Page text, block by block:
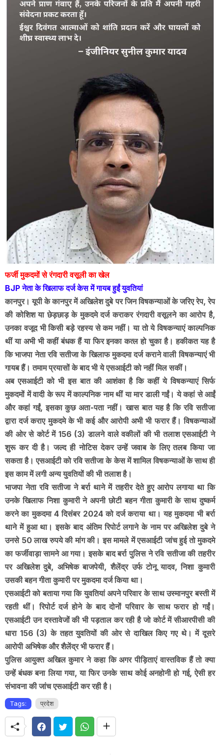
फर्जी मुकदमों से रंगदारी वसूली का खेल
BJP नेता के खिलाफ दर्ज केस में गायब हुईं युवतियां
कानपुर। यूपी के कानपुर में अखिलेश दुबे पर जिन विषकन्याओं के जरिए रेप, रेप
की कोशिश या छेड़छाड़ के मुकदमे दर्ज कराकर रंगदारी वसूलने का आरोप है,
उनका वजूद भी किसी बड़े रहस्य से कम नहीं। या तो ये विषकन्याएं काल्पनिक
थीं या अभी भी कहीं बंधक हैं या फिर इनका कत्ल हो चुका है। हकीकत यह है
कि भाजपा नेता रवि सतीजा के खिलाफ मुकदमा दर्ज कराने वाली विषकन्याएं भी
गायब हैं। तमाम प्रयासों के बाद भी ये एसआईटी को नहीं मिल सकीं।
अब एसआईटी को भी इस बात की आशंका है कि कहीं ये विषकन्याएं सिर्फ
मुकदमों में वादी के रूप में काल्पनिक नाम थीं या मार डाली गईं। ये कहां से आईं
और कहां गईं, इसका कुछ अता-पता नहीं। खास बात यह है कि रवि सतीजा
द्वारा दर्ज कराए मुकदमे के भी कई और आरोपी अभी भी फरार हैं। विषकन्याओं
की ओर से कोर्ट में 156 (3) डालने वाले वकीलों की भी तलाश एसआईटी ने
शुरू कर दी है। जल्द ही नोटिस देकर उन्हें जवाब के लिए तलब किया जा
सकता है। एसआईटी को रवि सतीजा के केस में शामिल विषकन्याओं के साथ ही
इस काम में लगी अन्य युवतियों की भी तलाश है।
भाजपा नेता रवि सतीजा ने बर्रा थाने में तहरीर देते हुए आरोप लगाया था कि
उनके खिलाफ निशा कुमारी ने अपनी छोटी बहन गीता कुमारी के साथ दुष्कर्म
करने का मुकदमा 4 दिसंबर 2024 को दर्ज कराया था। यह मुकदमा भी बर्रा
थाने में हुआ था। इसके बाद अंतिम रिपोर्ट लगाने के नाम पर अखिलेश दुबे ने
उनसे 50 लाख रुपये की मांग की। इस मामले में एसआईटी जांच हुई तो मुकदमे
का फर्जीवाड़ा सामने आ गया। इसके बाद बर्रा पुलिस ने रवि सतीजा की तहरीर
पर अखिलेश दुबे, अभिषेक बाजपेयी, शैलेंद्र उर्फ टोनू यादव, निशा कुमारी
उसकी बहन गीता कुमारी पर मुकदमा दर्ज किया था।
एसआईटी को बताया गया कि युवतियां अपने परिवार के साथ उस्मानपुर बस्ती में
रहती थीं। रिपोर्ट दर्ज होने के बाद दोनों परिवार के साथ फरार हो गईं।
एसआईटी उन दस्तावेजों की भी पड़ताल कर रही है जो कोर्ट में सीआरपीसी की
धारा 156 (3) के तहत युवतियों की ओर से दाखिल किए गए थे। में दूसरे
आरोपी अभिषेक और शैलेंद्र भी फरार हैं।
पुलिस आयुक्त अखिल कुमार ने कहा कि अगर पीड़िताएं वास्तविक हैं तो क्या
उन्हें बंधक बना लिया गया, या फिर उनके साथ कोई अनहोनी हो गई, ऐसी हर
संभावना की जांच एसआईटी कर रही है।
Tags: प्रदेश